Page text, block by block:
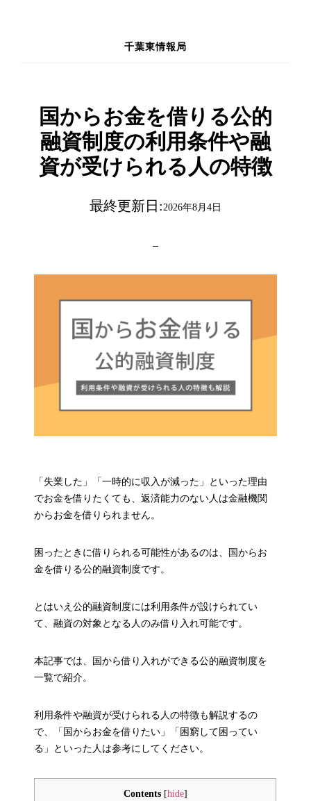
千葉東情報局
国からお金を借りる公的
融資制度の利用条件や融
資が受けられる人の特徴
最終更新日:2026年8月4日
「失業した」「一時的に収入が減った」といった理由
でお金を借りたくても、返済能力のない人は金融機関
からお金を借りられません。
困ったときに借りられる可能性があるのは、国からお
金を借りる公的融資制度です。
とはいえ公的融資制度には利用条件が設けられてい
て、融資の対象となる人のみ借り入れ可能です。
本記事では、国から借り入れができる公的融資制度を
一覧で紹介。
利用条件や融資が受けられる人の特徴も解説するの
で、「国からお金を借りたい」「困窮して困ってい
る」といった人は参考にしてください。
Contents [hide]